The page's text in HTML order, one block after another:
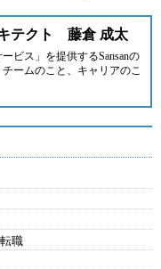
テクト 藤倉 成太
ビス」を提供するSansanの
ームのこと、キャリアのこ
職